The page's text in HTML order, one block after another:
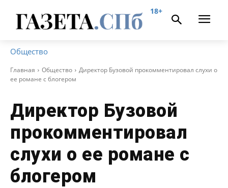
18+
Общество
Главная Общество
Директор Бузовой прокомментировал слухи о
ее романе с блогером
Директор Бузовой
прокомментировал
слухи о ее романе с
блогером